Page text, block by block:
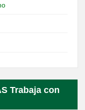
Trabaja con